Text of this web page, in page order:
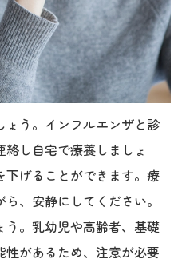
う。インフルエンザと診
し自宅で療養しましょ
下げることができます。療
、安静にしてください。
う。乳幼児や高齢者、基礎
があるため、注意が必要